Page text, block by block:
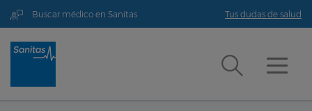
Buscar médico en Sanitas Tus dudas de salud